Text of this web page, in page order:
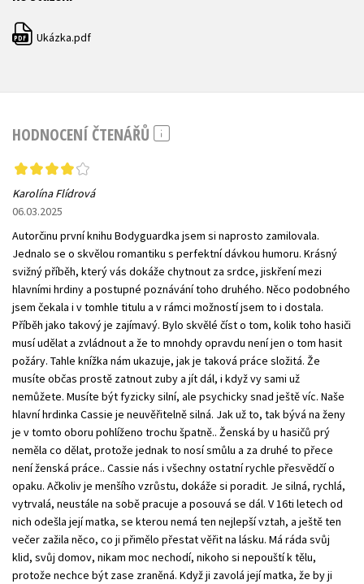
PDF Ukázka.pdf
HODNOCENÍ ČTENÁŘŮ
Karolína Flídrová
06.03.2025
Autorčinu první knihu Bodyguardka jsem si naprosto zamilovala.
Jednalo se o skvělou romantiku s perfektní dávkou humoru. Krásný
svižný příběh, který vás dokáže chytnout za srdce, jiskření mezi
hlavními hrdiny a postupné poznávání toho druhého. Něco podobného
jsem čekala i v tomhle titulu a v rámci možností jsem to i dostala.
Příběh jako takový je zajímavý. Bylo skvělé číst o tom, kolik toho hasiči
musí udělat a zvládnout a že to mnohdy opravdu není jen o tom hasit
požáry. Tahle knížka nám ukazuje, jak je taková práce složitá. Že
musíte občas prostě zatnout zuby a jít dál, i když vy sami už
nemůžete. Musíte být fyzicky silní, ale psychicky snad ještě víc. Naše
hlavní hrdinka Cassie je neuvěřitelně silná. Jak už to, tak bývá na ženy
je v tomto oboru pohlíženo trochu špatně.. Ženská by u hasičů prý
neměla co dělat, protože jednak to nosí smůlu a za druhé to přece
není ženská práce.. Cassie nás i všechny ostatní rychle přesvědčí o
opaku. Ačkoliv je menšího vzrůstu, dokáže si poradit. Je silná, rychlá,
vytrvalá, neustále na sobě pracuje a posouvá se dál. V 16ti letech od
nich odešla její matka, se kterou nemá ten nejlepší vztah, a ještě ten
večer zažila něco, co ji přimělo přestat věřit na lásku. Má ráda svůj
klid, svůj domov, nikam moc nechodí, nikoho si nepouští k tělu,
protože nechce být zase zraněná. Když ji zavolá její matka, že by ji